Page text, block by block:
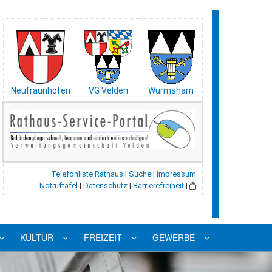
Neufraunhofen VG Velden Wurmsham
Telefonliste Rathaus |Suche |Impressum
Notruftafel |Datenschutz |Barrierefreiheit |
KULTUR FREIZEIT GEWERBE